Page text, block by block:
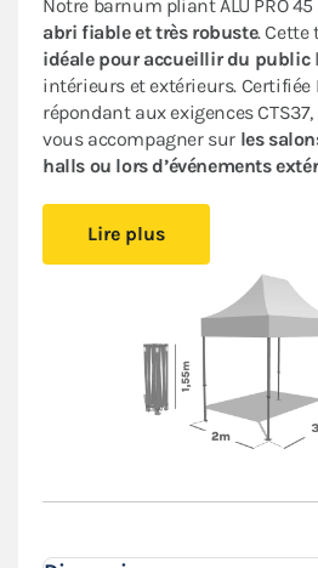
Notre barnum pliant ALU PRO
abri fiable et très robuste. Cette
idéale pour accueillir du public
intérieurs et extérieurs. Certifiée
répondant aux exigences
vous accompagner sur les
halls ou lors d’événements
facilement dans votre véhicule. Le
sans outilvous offre un véritable
Installez-vous rapidement où
protégez-vous des aléas de la
Le toit et les murs de ce barnum
polyester avec enduction PVC
renforcé aux angles et sur les
L'armature hexagonale en
Lire plus